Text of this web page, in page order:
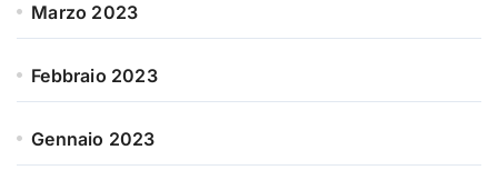
Marzo 2023
Febbraio 2023
Gennaio 2023